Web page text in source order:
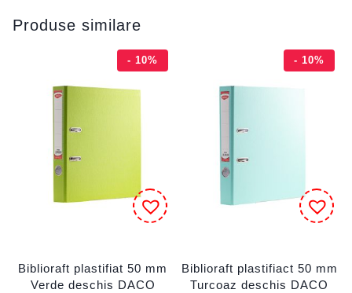
Produse similare
- 10%
Biblioraft plastifiat 50 mm
Verde deschis DACO
- 10%
Biblioraft plastifiact 50 mm
Turcoaz deschis DACO